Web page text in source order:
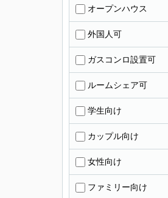
オープンハウス
外国人可
ガスコンロ設置可
ルームシェア可
学生向け
カップル向け
女性向け
ファミリー向け